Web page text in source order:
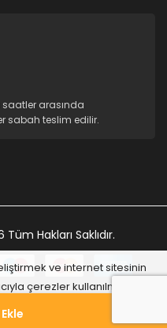
arasında
sabah teslim edilir.
Hakları Saklıdır.
ve internet sitesinin
çerezler kullanılmaktadır.